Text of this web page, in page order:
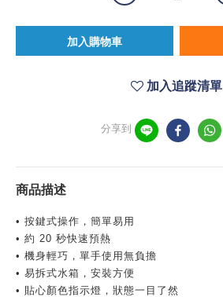
加入購物車
加入追蹤清單
分享到
商品描述
• 按鍵式操作，簡單易用
• 約 20 秒快速預熱
• 機身輕巧，單手使用無負擔
• 易拆式水箱，安裝方便
• 貼心顏色指示燈，狀態一目了然